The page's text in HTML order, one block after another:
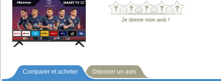
Je donne mon avis !
Comparer et acheter Déposer un avis